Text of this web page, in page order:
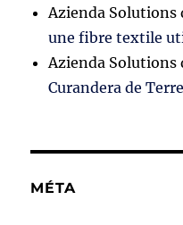
Azienda Solutions
une fibre textile
Azienda Solutions
Curandera de Terre
MÉTA